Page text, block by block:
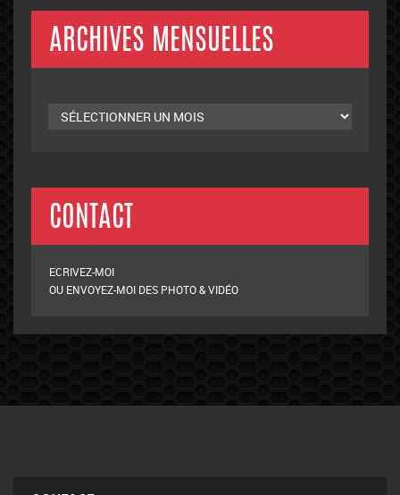
ARCHIVES MENSUELLES
CONTACT
ECRIVEZ-MOI
OU ENVOYEZ-MOI DES PHOTO & VIDÉO